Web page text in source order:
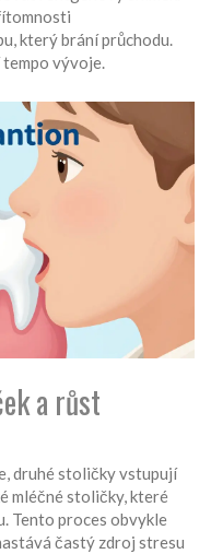
který brání průchodu.
vývoje.
a růst
druhé stoličky vstupují
mléčné stoličky, které
Tento proces obvykle
častý zdroj stresu